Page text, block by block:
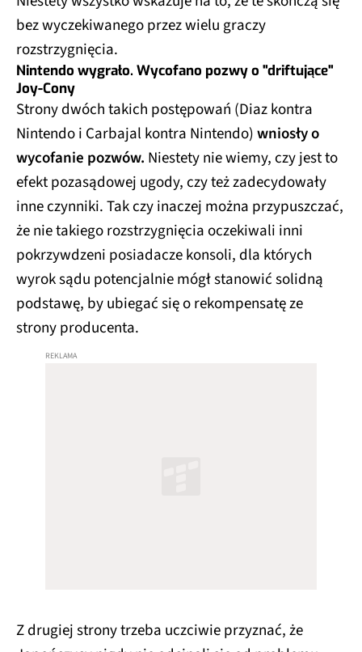
bez wyczekiwanego przez wielu graczy
rozstrzygnięcia.
Nintendo wygrało. Wycofano pozwy o "driftujące"
Joy-Cony
Strony dwóch takich postępowań (Diaz kontra
Nintendo i Carbajal kontra Nintendo)wniosły o
wycofanie pozwów. Niestety nie wiemy, czy jest to
efekt pozasądowej ugody, czy też zadecydowały
inne czynniki. Tak czy inaczej można przypuszczać,
że nie takiego rozstrzygnięcia oczekiwali inni
pokrzywdzeni posiadacze konsoli, dla których
wyrok sądu potencjalnie mógł stanowić solidną
podstawę, by ubiegać się o rekompensatę ze
strony producenta.
Z drugiej strony trzeba uczciwie przyznać, że